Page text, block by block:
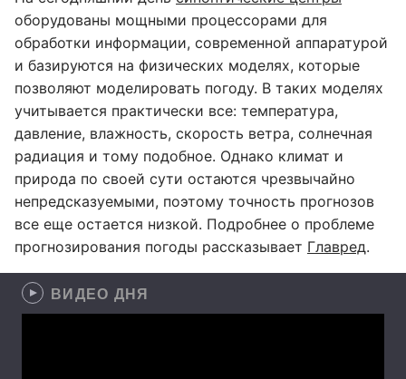
оборудованы мощными процессорами для
обработки информации, современной аппаратурой
и базируются на физических моделях, которые
позволяют моделировать погоду. В таких моделях
учитывается практически все: температура,
давление, влажность, скорость ветра, солнечная
радиация и тому подобное. Однако климат и
природа по своей сути остаются чрезвычайно
непредсказуемыми, поэтому точность прогнозов
все еще остается низкой. Подробнее о проблеме
прогнозирования погоды рассказывает Главред.
ВИДЕО ДНЯ